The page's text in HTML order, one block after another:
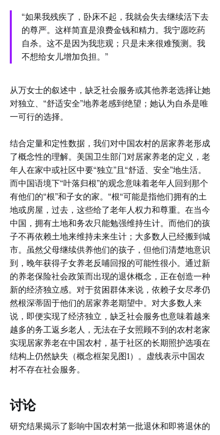
“如果我残疾了，卧床不起，我就会失去继续活下去
的尊严。这样简直是浪费金钱和精力。我宁愿吃药
自杀。这不是因为我悲观；只是未来很难预测。我
不想给女儿增加负担。”
从万女士的叙述中，缺乏社会服务或其他养老选择让她
对独立、“舒适安全”地养老感到绝望；她认为自杀是唯
一可行的选择。
结合定量和定性数据，我们对中国农村的居家养老形成
了概念性的理解。美国卫生部门对居家养老的定义，老
年人在家中或社区中要“独立”且“舒适、安全”地生活。
而中国语境下“叶落归根”的观念意味着老年人回到那个
有他们的“根”和子女的家。“根“可能是指他们拥有的土
地或房屋，过去，这些给了老年人权力和尊重。在当今
中国，拥有土地和务农只能勉强维持生计。而他们的孩
子不再依赖土地来维持未来生计；大多数人已经搬到城
市。虽然父母继续供养他们的孩子，但他们清楚地意识
到，晚年获得子女养老反哺回报的可能性很小。通过新
的养老保险社会政策而出现的退休概念，正在创造一种
新的经济独立感。对于贫困群体来说，依赖子女尽孝仍
然根深蒂固于他们的居家养老期望中。对大多数人来
说，即便实现了经济独立，缺乏社会服务也意味着越来
越多的务工返乡老人，无法在子女照顾不到的农村老家
实现居家养老在中国农村，基于社区的长期照护选项在
结构上仍然缺失（概念框架见图1）。虚线表示中国农
村不存在社会服务。
讨论
研究结果揭示了影响中国农村第一批退休和即将退休的